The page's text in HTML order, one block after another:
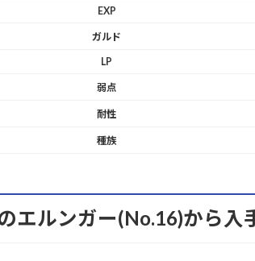
EXP
ガルド
LP
弱点
耐性
種族
エルンガー(No.16)から入